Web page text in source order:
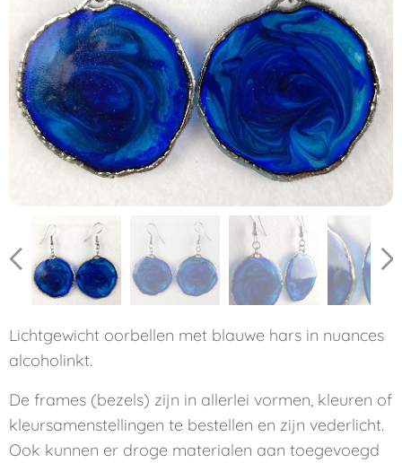
Lichtgewicht oorbellen met blauwe hars in nuances
alcoholinkt.
De frames (bezels) zijn in allerlei vormen, kleuren of
kleursamenstellingen te bestellen en zijn vederlicht.
Ook kunnen er droge materialen aan toegevoegd